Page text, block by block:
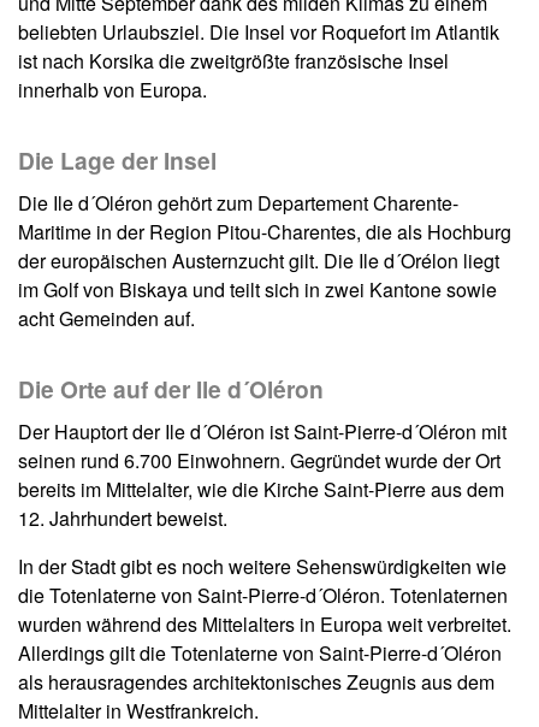
beliebten Urlaubsziel. Die Insel vor Roquefort im Atlantik
ist nach Korsika die zweitgrößte französische Insel
innerhalb von Europa.
Die Lage der Insel
Die Ile d´Oléron gehört zum Departement Charente-
Maritime in der Region Pitou-Charentes, die als Hochburg
der europäischen Austernzucht gilt. Die Ile d´Orélon liegt
im Golf von Biskaya und teilt sich in zwei Kantone sowie
acht Gemeinden auf.
Die Orte auf der Ile d´Oléron
Der Hauptort der Ile d´Oléron ist Saint-Pierre-d´Oléron mit
seinen rund 6.700 Einwohnern. Gegründet wurde der Ort
bereits im Mittelalter, wie die Kirche Saint-Pierre aus dem
12. Jahrhundert beweist.
In der Stadt gibt es noch weitere Sehenswürdigkeiten wie
die Totenlaterne von Saint-Pierre-d´Oléron. Totenlaternen
wurden während des Mittelalters in Europa weit verbreitet.
Allerdings gilt die Totenlaterne von Saint-Pierre-d´Oléron
als herausragendes architektonisches Zeugnis aus dem
Mittelalter in Westfrankreich.